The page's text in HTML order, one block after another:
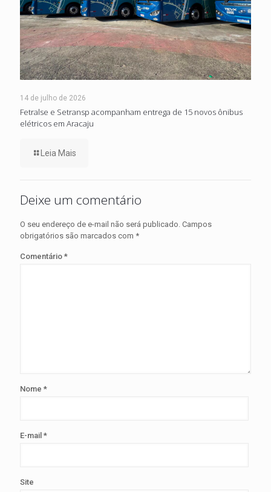
14 de julho de 2026
Fetralse e Setransp acompanham entrega de 15 novos ônibus
elétricos em Aracaju
Leia Mais
Deixe um comentário
O seu endereço de e-mail não será publicado. Campos
obrigatórios são marcados com *
Comentário *
Nome *
E-mail *
Site